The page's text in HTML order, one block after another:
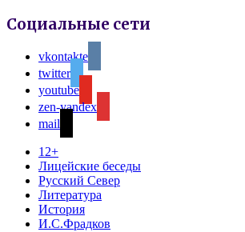
Социальные сети
vkontakte
twitter
youtube
zen-yandex
mail
12+
Лицейские беседы
Русский Север
Литература
История
И.С.Фрадков